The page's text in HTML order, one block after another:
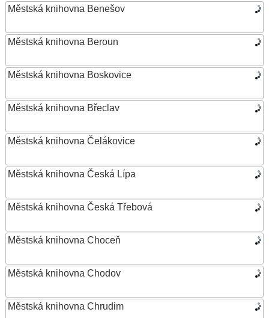
Městská knihovna Benešov
Městská knihovna Beroun
Městská knihovna Boskovice
Městská knihovna Břeclav
Městská knihovna Čelákovice
Městská knihovna Česká Lípa
Městská knihovna Česká Třebová
Městská knihovna Choceň
Městská knihovna Chodov
Městská knihovna Chrudim